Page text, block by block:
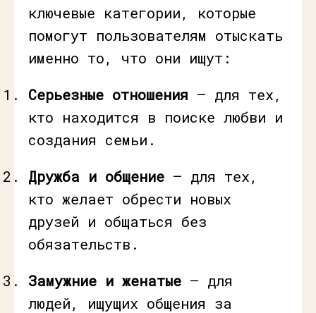
ключевые категории, которые
помогут пользователям отыскать
именно то, что они ищут:
Серьезные отношения — для тех,
кто находится в поиске любви и
создания семьи.
Дружба и общение — для тех,
кто желает обрести новых
друзей и общаться без
обязательств.
Замужние и женатые — для
людей, ищущих общения за